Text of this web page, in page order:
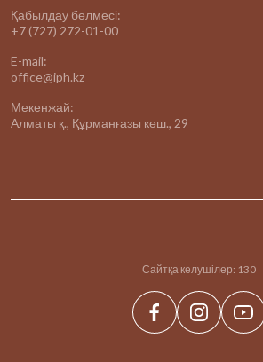
Қабылдау бөлмесі:
+7 (727) 272-01-00
E-mail:
office@iph.kz
Мекенжай:
Алматы қ., Құрманғазы көш., 29
Сайтқа келушілер: 130